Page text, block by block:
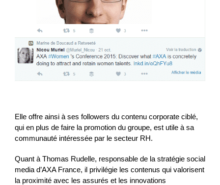
Elle offre ainsi à ses followers du contenu corporate ciblé,
qui en plus de faire la promotion du groupe, est utile à sa
communauté intéressée par le secteur RH.
Quant à Thomas Rudelle, responsable de la stratégie social
media d’AXA France, il privilégie les contenus qui valorisent
la proximité avec les assurés et les innovations